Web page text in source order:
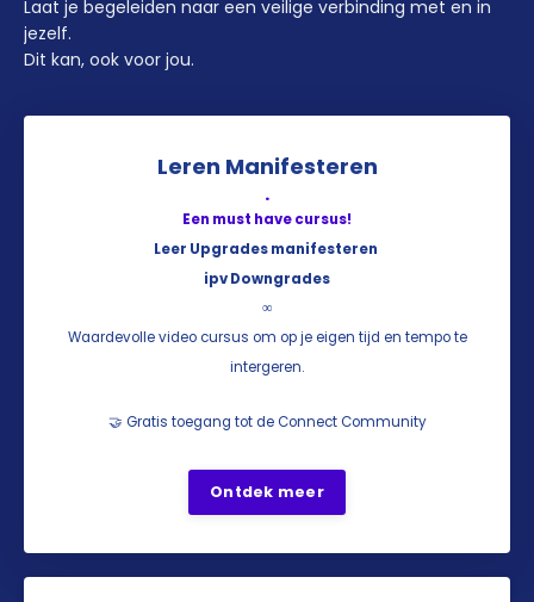
Laat je begeleiden naar een veilige verbinding met en in
jezelf.
Dit kan, ook voor jou.
Leren Manifesteren
.
Een must have cursus!
Leer Upgrades manifesteren
ipv Downgrades
∞
Waardevolle video cursus om op je eigen tijd en tempo te
intergeren.
🤝 Gratis toegang tot de Connect Community
Ontdek meer